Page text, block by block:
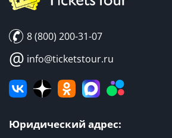
8 (800) 200-31-07
@ info@ticketstour.ru
Юридический адрес: